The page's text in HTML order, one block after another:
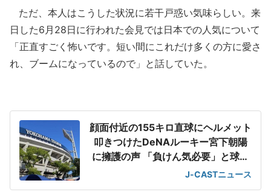
ただ、本人はこうした状況に若干戸惑い気味らしい。来
日した6月28日に行われた会見では日本での人気について
「正直すごく怖いです。短い間にこれだけ多くの方に愛さ
れ、ブームになっているので」と話していた。
顔面付近の155キロ直球にヘルメット
叩きつけたDeNAルーキー宮下朝陽
に擁護の声 「負けん気必要」と球団
J-CASTニュース